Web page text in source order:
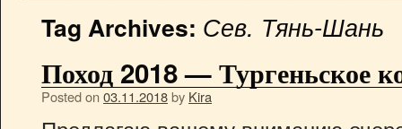
Tag Archives: Сев. Тянь-Шань
Поход 2018 — Тургеньское
Posted on 03.11.2018by Kira